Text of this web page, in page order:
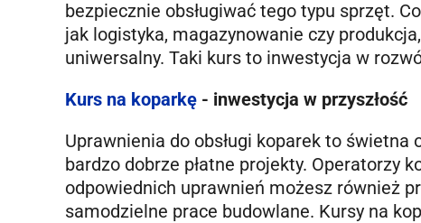
bezpiecznie obsługiwać tego typu sprzęt.
jak logistyka, magazynowanie czy
uniwersalny. Taki kurs to inwestycja w
Kurs na koparkę - inwestycja w przyszłość
Uprawnienia do obsługi koparek to
bardzo dobrze płatne projekty. Operatorzy
odpowiednich uprawnień możesz również
samodzielne prace budowlane. Kursy na